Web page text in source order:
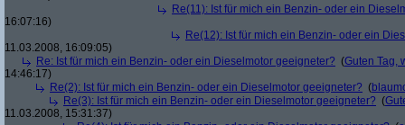
Re(11): Ist für mich ein Benzin- oder ein
16:07:16)
Re(12): Ist für mich ein Benzin- oder ein
11.03.2008, 16:09:05)
Re: Ist für mich ein Benzin- oder ein Dieselmotor geeigneter? (Guten Tag,
14:46:17)
Re(2): Ist für mich ein Benzin- oder ein Dieselmotor geeigneter? (
Re(3): Ist für mich ein Benzin- oder ein Dieselmotor geeigneter? (
11.03.2008, 15:31:37)